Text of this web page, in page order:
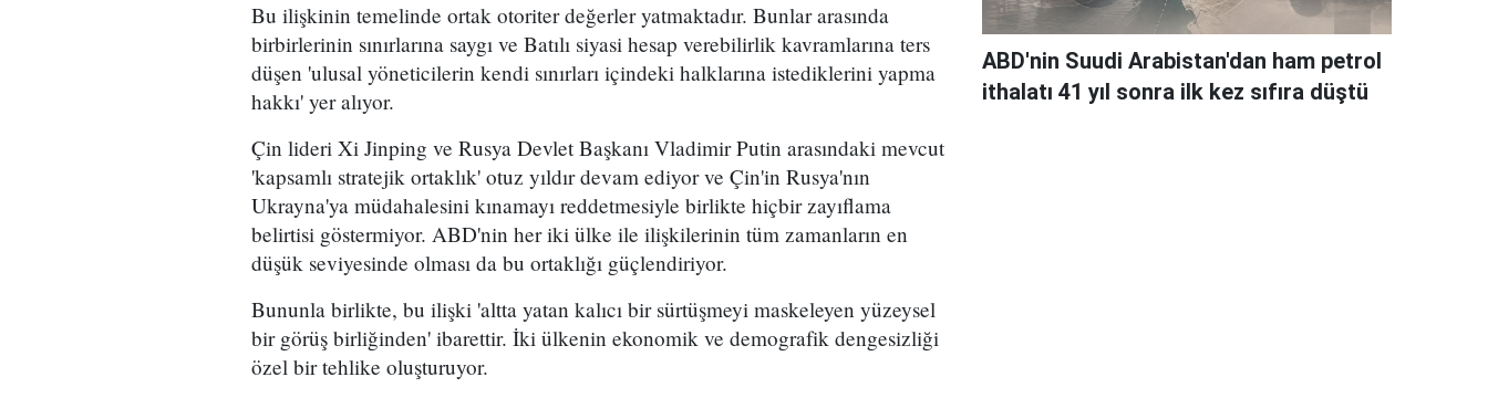
Bu ilişkinin temelinde ortak otoriter değerler yatmaktadır. Bunlar arasında
birbirlerinin sınırlarına saygı ve Batılı siyasi hesap verebilirlik kavramlarına ters
düşen 'ulusal yöneticilerin kendi sınırları içindeki halklarına istediklerini yapma
hakkı' yer alıyor.
Çin lideri Xi Jinping ve Rusya Devlet Başkanı Vladimir Putin arasındaki mevcut
'kapsamlı stratejik ortaklık' otuz yıldır devam ediyor ve Çin'in Rusya'nın
Ukrayna'ya müdahalesini kınamayı reddetmesiyle birlikte hiçbir zayıflama
belirtisi göstermiyor. ABD'nin her iki ülke ile ilişkilerinin tüm zamanların en
düşük seviyesinde olması da bu ortaklığı güçlendiriyor.
Bununla birlikte, bu ilişki 'altta yatan kalıcı bir sürtüşmeyi maskeleyen yüzeysel
bir görüş birliğinden' ibarettir. İki ülkenin ekonomik ve demografik dengesizliği
özel bir tehlike oluşturuyor.
ABD'nin Suudi Arabistan'dan ham petrol
ithalatı 41 yıl sonra ilk kez sıfıra düştü